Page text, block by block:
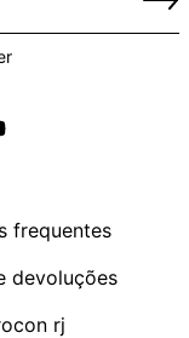
frequentes
devoluções
rj